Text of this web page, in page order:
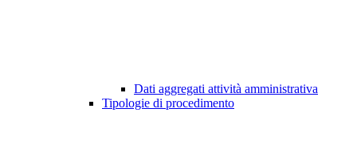
Dati aggregati attività amministrativa
Tipologie di procedimento